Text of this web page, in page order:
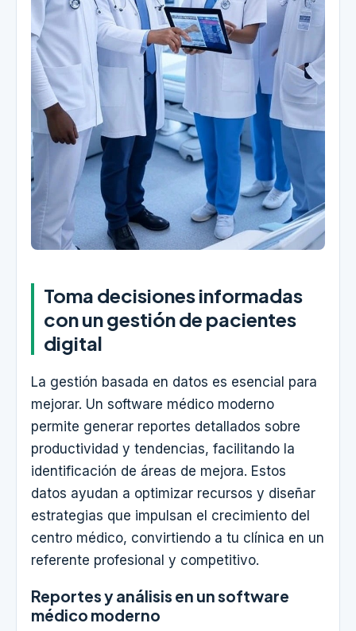
Toma decisiones informadas
con un gestión de pacientes
digital
La gestión basada en datos es esencial para
mejorar. Un software médico moderno
permite generar reportes detallados sobre
productividad y tendencias, facilitando la
identificación de áreas de mejora. Estos
datos ayudan a optimizar recursos y diseñar
estrategias que impulsan el crecimiento del
centro médico, convirtiendo a tu clínica en un
referente profesional y competitivo.
Reportes y análisis en un software
médico moderno